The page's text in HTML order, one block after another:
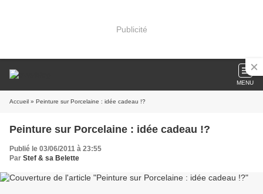
Publicité
MENU
Accueil » Peinture sur Porcelaine : idée cadeau !?
Peinture sur Porcelaine : idée cadeau !?
Publié le 03/06/2011 à 23:55
Par Stef & sa Belette